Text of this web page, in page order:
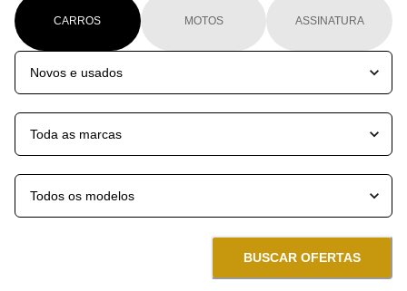
CARROS MOTOS ASSINATURA
BUSCAR OFERTAS